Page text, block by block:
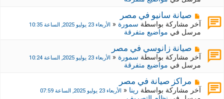
د
د
ة
ر
ك
ة
ج
د
د
ة
م
ش
ر
ك
ة
ج
د
د
ة
صيانة سانيو في مصر
آخر مشاركة بواسطة سمورة« الأربعاء 23 يوليو 2025, الساعة 10:35
مرسل في مواضيع متفرقة
م
ش
ر
ك
ة
ج
صيانة زانوسي في مصر
آخر مشاركة بواسطة سمورة« الأربعاء 23 يوليو 2025, الساعة 10:24
مرسل في مواضيع متفرقة
م
ش
مراكز صيانة في مصر
آخر مشاركة بواسطة رينا« الأربعاء 23 يوليو 2025, الساعة 07:59